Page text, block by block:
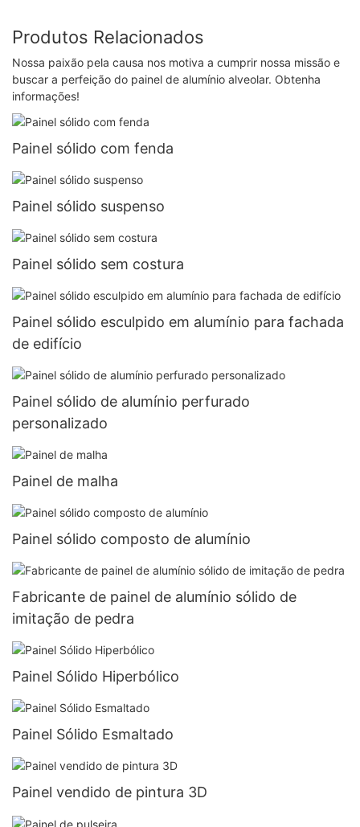
Produtos Relacionados
Nossa paixão pela causa nos motiva a cumprir nossa missão e
buscar a perfeição do painel de alumínio alveolar. Obtenha
informações!
Painel sólido com fenda
Painel sólido suspenso
Painel sólido sem costura
Painel sólido esculpido em alumínio para fachada
de edifício
Painel sólido de alumínio perfurado
personalizado
Painel de malha
Painel sólido composto de alumínio
Fabricante de painel de alumínio sólido de
imitação de pedra
Painel Sólido Hiperbólico
Painel Sólido Esmaltado
Painel vendido de pintura 3D